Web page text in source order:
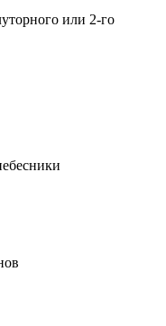
или 2-го